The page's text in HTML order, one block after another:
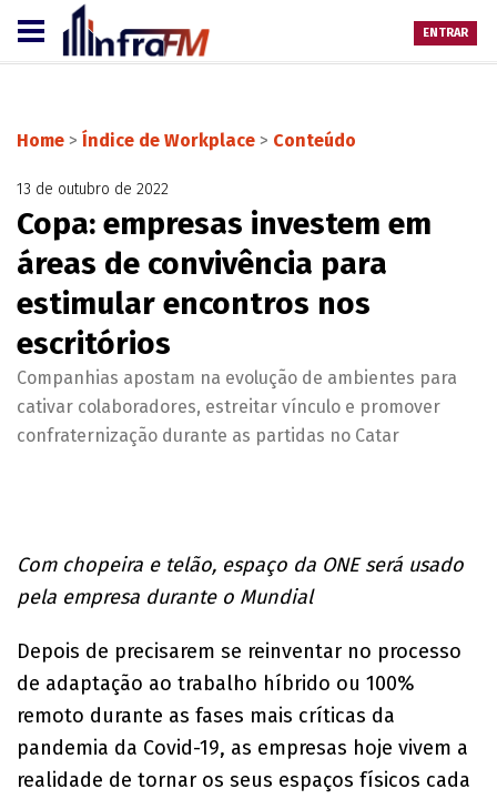
ENTRAR
Home > Índice de Workplace > Conteúdo
13 de outubro de 2022
Copa: empresas investem em
áreas de convivência para
estimular encontros nos
escritórios
Companhias apostam na evolução de ambientes para
cativar colaboradores, estreitar vínculo e promover
confraternização durante as partidas no Catar
Com chopeira e telão, espaço da ONE será usado
pela empresa durante o Mundial
Depois de precisarem se reinventar no processo
de adaptação ao trabalho híbrido ou 100%
remoto durante as fases mais críticas da
pandemia da Covid-19, as empresas hoje vivem a
realidade de tornar os seus espaços físicos cada